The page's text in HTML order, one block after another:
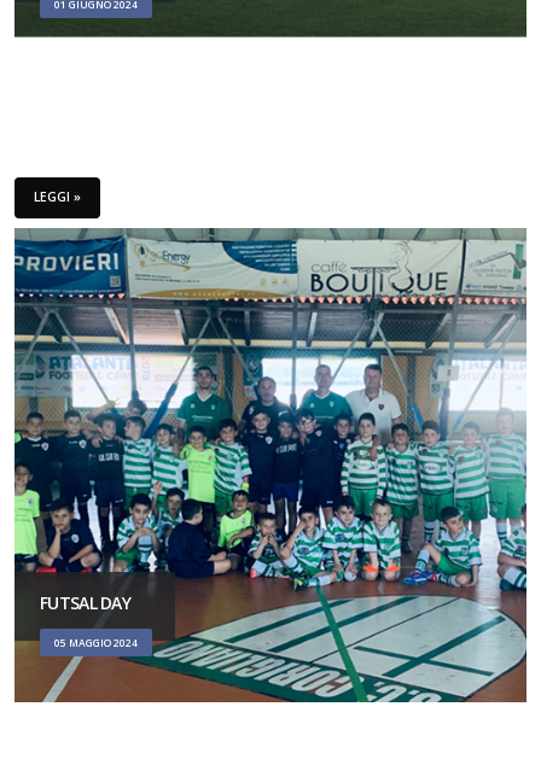
01 GIUGNO 2024
LEGGI »
FUTSAL DAY
05 MAGGIO 2024